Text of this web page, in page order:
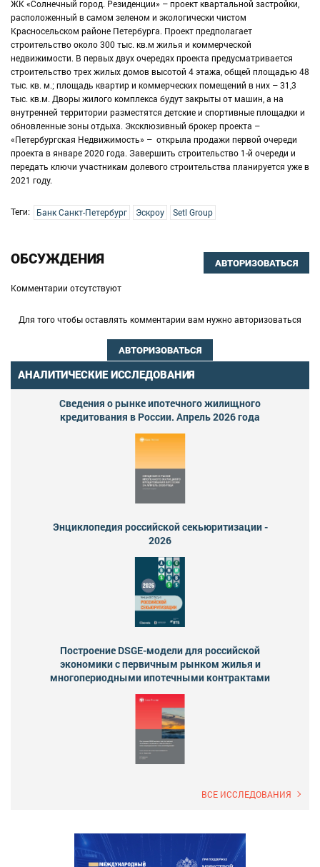
ЖК «Солнечный город. Резиденции» – проект квартальной застройки,
расположенный в самом зеленом и экологически чистом
Красносельском районе Петербурга. Проект предполагает
строительство около 300 тыс. кв.м жилья и коммерческой
недвижимости. В первых двух очередях проекта предусматривается
строительство трех жилых домов высотой 4 этажа, общей площадью 48
тыс. кв. м.; площадь квартир и коммерческих помещений в них – 31,3
тыс. кв.м. Дворы жилого комплекса будут закрыты от машин, а на
внутренней территории разместятся детские и спортивные площадки и
обновленные зоны отдыха. Эксклюзивный брокер проекта –
«Петербургская Недвижимость» – открыла продажи первой очереди
проекта в январе 2020 года. Завершить строительство 1-й очереди и
передать ключи участникам долевого строительства планируется уже в
2021 году.
Теги: Банк Санкт-Петербург Эскроу Setl Group
ОБСУЖДЕНИЯ АВТОРИЗОВАТЬСЯ
Комментарии отсутствуют
Для того чтобы оставлять комментарии вам нужно авторизоваться
АВТОРИЗОВАТЬСЯ
АНАЛИТИЧЕСКИЕ ИССЛЕДОВАНИЯ
Сведения о рынке ипотечного жилищного
кредитования в России. Апрель 2026 года
Энциклопедия российской секьюритизации -
2026
Построение DSGE-модели для российской
экономики с первичным рынком жилья и
многопериодными ипотечными контрактами
ВСЕ ИССЛЕДОВАНИЯ